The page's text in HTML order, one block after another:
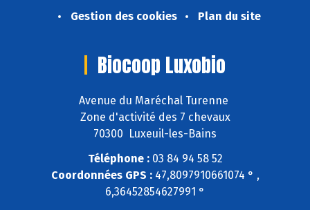
Gestion des cookies
Plan du site
Biocoop Luxobio
Avenue du Maréchal Turenne
Zone d'activité des 7 chevaux
70300 Luxeuil-les-Bains
Téléphone :03 84 94 58 52
Coordonnées GPS :47,8097910661074 ° ,
6,36452854627991 °